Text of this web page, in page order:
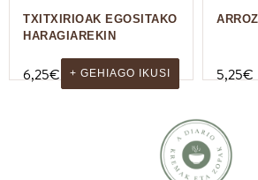
TXITXIRIOAK EGOSITAKO
HARAGIAREKIN
6,25€ + GEHIAGO IKUSI 5,25€